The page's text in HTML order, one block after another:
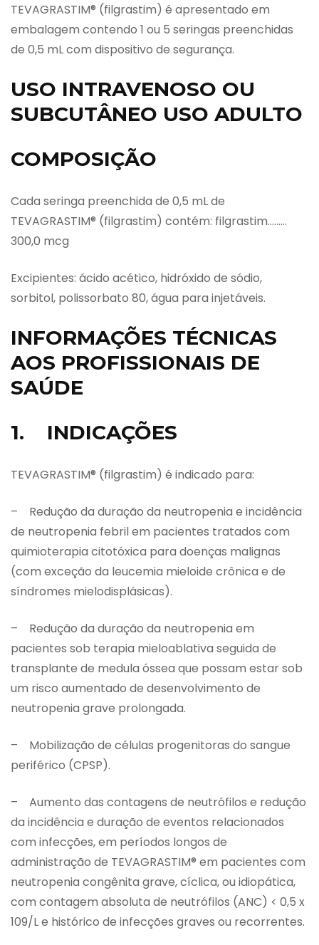
TEVAGRASTIM® (filgrastim) é apresentado em
embalagem contendo 1 ou 5 seringas preenchidas
de 0,5 mL com dispositivo de segurança.
USO INTRAVENOSO OU
SUBCUTÂNEO USO ADULTO
COMPOSIÇÃO
Cada seringa preenchida de 0,5 mL de
TEVAGRASTIM® (filgrastim) contém: filgrastim………
300,0 mcg
Excipientes: ácido acético, hidróxido de sódio,
sorbitol, polissorbato 80, água para injetáveis.
INFORMAÇÕES TÉCNICAS
AOS PROFISSIONAIS DE
SAÚDE
1. INDICAÇÕES
TEVAGRASTIM® (filgrastim) é indicado para:
– Redução da duração da neutropenia e incidência
de neutropenia febril em pacientes tratados com
quimioterapia citotóxica para doenças malignas
(com exceção da leucemia mieloide crônica e de
síndromes mielodisplásicas).
– Redução da duração da neutropenia em
pacientes sob terapia mieloablativa seguida de
transplante de medula óssea que possam estar sob
um risco aumentado de desenvolvimento de
neutropenia grave prolongada.
– Mobilização de células progenitoras do sangue
periférico (CPSP).
– Aumento das contagens de neutrófilos e redução
da incidência e duração de eventos relacionados
com infecções, em períodos longos de
administração de TEVAGRASTIM® em pacientes com
neutropenia congênita grave, cíclica, ou idiopática,
com contagem absoluta de neutrófilos (ANC) < 0,5 x
109/L e histórico de infecções graves ou recorrentes.